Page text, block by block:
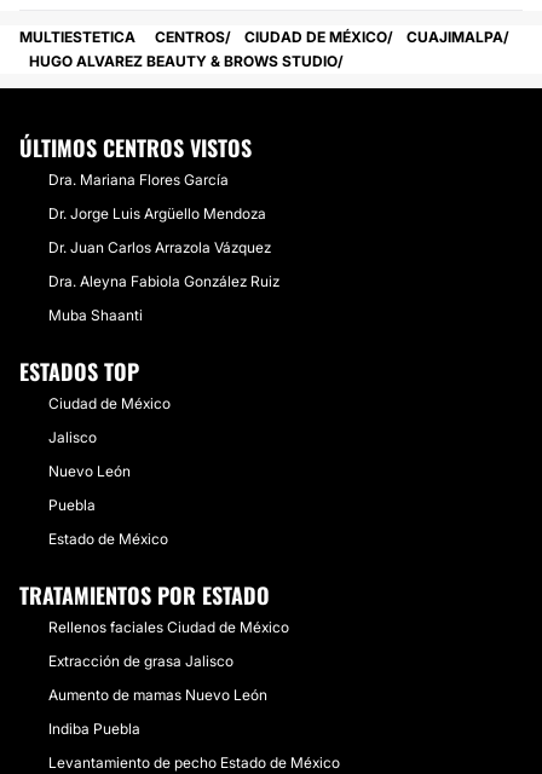
MULTIESTETICA CENTROS CIUDAD DE MÉXICO
CUAJIMALPA
HUGO ALVAREZ BEAUTY & BROWS STUDIO
ÚLTIMOS CENTROS VISTOS
Dra. Mariana Flores García
Dr. Jorge Luis Argüello Mendoza
​Dr. Juan Carlos Arrazola Vázquez
​Dra. Aleyna Fabiola González Ruiz
Muba Shaanti
ESTADOS TOP
Ciudad de México
Jalisco
Nuevo León
Puebla
Estado de México
TRATAMIENTOS POR ESTADO
Rellenos faciales Ciudad de México
Extracción de grasa Jalisco
Aumento de mamas Nuevo León
Indiba Puebla
Levantamiento de pecho Estado de México